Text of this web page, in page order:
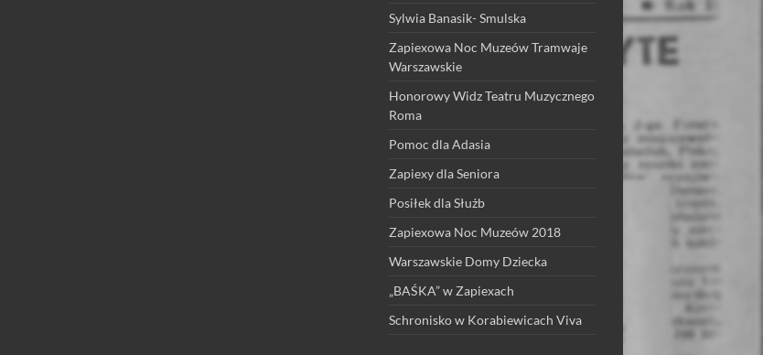
Sylwia Banasik- Smulska
Zapiexowa Noc Muzeów Tramwaje
Warszawskie
Honorowy Widz Teatru Muzycznego
Roma
Pomoc dla Adasia
Zapiexy dla Seniora
Posiłek dla Służb
Zapiexowa Noc Muzeów 2018
Warszawskie Domy Dziecka
„BAŚKA” w Zapiexach
Schronisko w Korabiewicach Viva